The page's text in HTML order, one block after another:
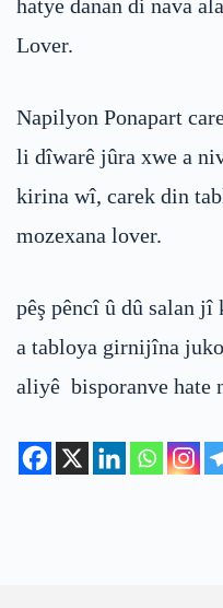
hatye danan di nava
Lover.
Napilyon Ponapart
li dîwarê jûra xwe a
kirina wî, carek din
mozexana lover.
pêş pêncî û dû salan jî
a tabloya girnijîna
aliyê bisporanve hate